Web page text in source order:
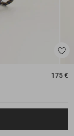
175 €